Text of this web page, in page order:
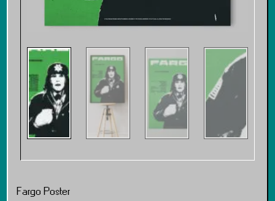
Fargo Poster